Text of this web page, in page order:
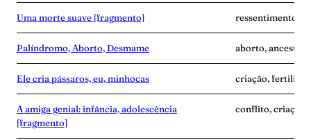
Uma morte suave [fragmento] ressentimento,
Palíndromo, Aborto, Desmame aborto,
Ele cria pássaros, eu, minhocas criação,
A amiga genial: infância, adolescência
[fragmento]
conflito, criação,